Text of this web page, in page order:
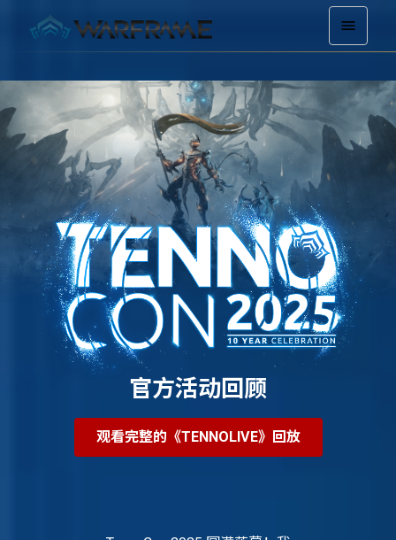
官方活动回顾
观看完整的《TENNOLIVE》回放